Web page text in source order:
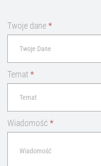
Twoje dane *
Temat *
Wiadomość *